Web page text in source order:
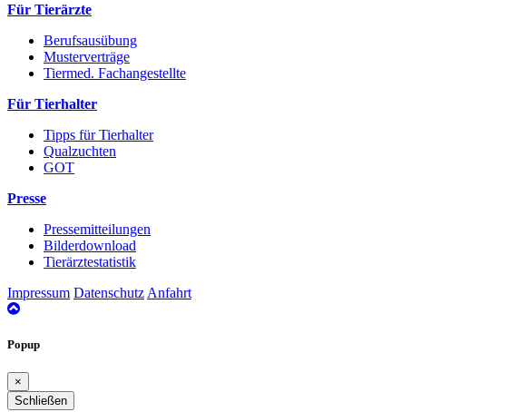
Für Tierärzte
Berufsausübung
Musterverträge
Tiermed. Fachangestellte
Für Tierhalter
Tipps für Tierhalter
Qualzuchten
GOT
Presse
Pressemitteilungen
Bilderdownload
Tierärztestatistik
Impressum Datenschutz Anfahrt
nach
Popup
×
Schließen